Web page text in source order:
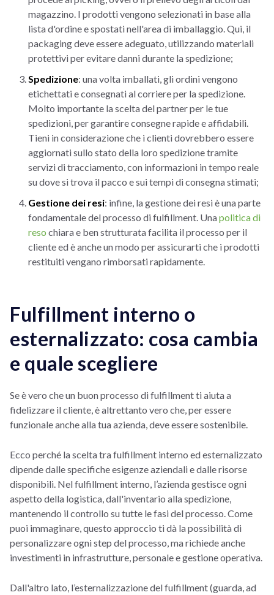
magazzino. I prodotti vengono selezionati in base alla
lista d'ordine e spostati nell'area di imballaggio. Qui, il
packaging deve essere adeguato, utilizzando materiali
protettivi per evitare danni durante la spedizione;
Spedizione: una volta imballati, gli ordini vengono
etichettati e consegnati al corriere per la spedizione.
Molto importante la scelta del partner per le tue
spedizioni, per garantire consegne rapide e affidabili.
Tieni in considerazione che i clienti dovrebbero essere
aggiornati sullo stato della loro spedizione tramite
servizi di tracciamento, con informazioni in tempo reale
su dove si trova il pacco e sui tempi di consegna stimati;
Gestione dei resi: infine, la gestione dei resi è una parte
fondamentale del processo di fulfillment. Unapolitica di
reso chiara e ben strutturata facilita il processo per il
cliente ed è anche un modo per assicurarti che i prodotti
restituiti vengano rimborsati rapidamente.
Fulfillment interno o
esternalizzato: cosa cambia
e quale scegliere
Se è vero che un buon processo di fulfillment ti aiuta a
fidelizzare il cliente, è altrettanto vero che, per essere
funzionale anche alla tua azienda, deve essere sostenibile.
Ecco perché la scelta tra fulfillment interno ed esternalizzato
dipende dalle specifiche esigenze aziendali e dalle risorse
disponibili. Nel fulfillment interno, l’azienda gestisce ogni
aspetto della logistica, dall'inventario alla spedizione,
mantenendo il controllo su tutte le fasi del processo. Come
puoi immaginare, questo approccio ti dà la possibilità di
personalizzare ogni step del processo, ma richiede anche
investimenti in infrastrutture, personale e gestione operativa.
Dall'altro lato, l’esternalizzazione del fulfillment (guarda, ad